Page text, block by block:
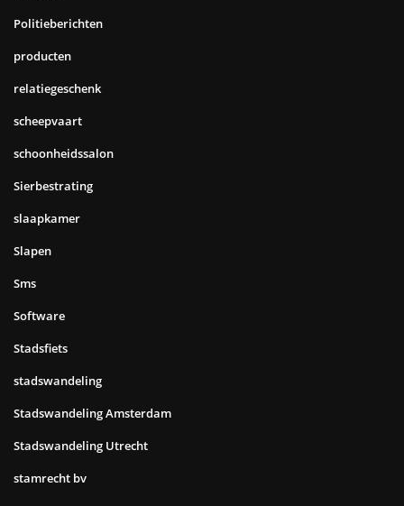
Politieberichten
producten
relatiegeschenk
scheepvaart
schoonheidssalon
Sierbestrating
slaapkamer
Slapen
Sms
Software
Stadsfiets
stadswandeling
Stadswandeling Amsterdam
Stadswandeling Utrecht
stamrecht bv